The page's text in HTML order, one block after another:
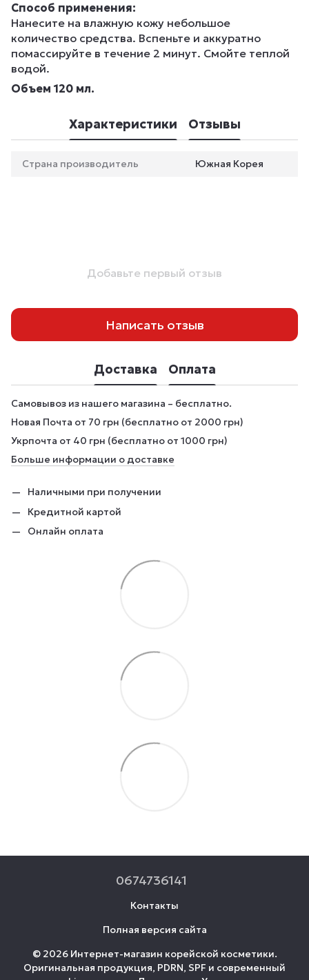
Способ применения:
Нанесите на влажную кожу небольшое
количество средства. Вспеньте и аккуратно
помассируйте в течение 2 минут. Смойте теплой
водой.
Объем 120 мл.
Характеристики Отзывы
Страна производитель Южная Корея
Добавьте первый отзыв
Написать отзыв
Доставка Оплата
Самовывоз из нашего магазина – бесплатно.
Новая Почта от 70 грн (бесплатно от 2000 грн)
Укрпочта от 40 грн (бесплатно от 1000 грн)
Больше информации о доставке
Наличными при получении
Кредитной картой
Онлайн оплата
0674736141
Контакты
Полная версия сайта
© 2026 Интернет-магазин корейской косметики.
Оригинальная продукция, PDRN, SPF и современный